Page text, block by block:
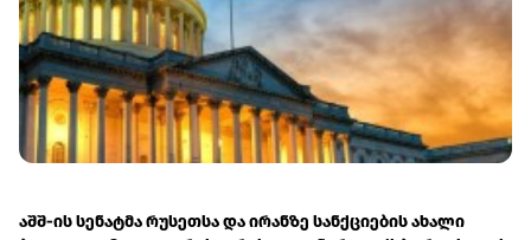
აშშ-ის სენატმა რუსეთსა და ირანზე სანქციების ახალი